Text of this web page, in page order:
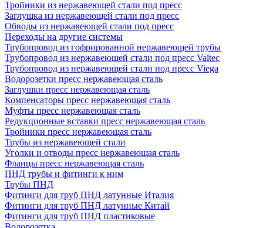
Тройники из нержавеющей стали под пресс
Заглушка из нержавеющей стали под пресс
Обводы из нержавеющей стали под пресс
Переходы на другие системы
Трубопровод из гофрированной нержавеющей трубы
Трубопровод из нержавеющей стали под пресс Valtec
Трубопровод из нержавеющей стали под пресс Viega
Водорозетки пресс нержавеющая сталь
Заглушки пресс нержавеющая сталь
Компенсаторы пресс нержавеющая сталь
Муфты пресс нержавеющая сталь
Редукционные вставки пресс нержавеющая сталь
Тройники пресс нержавеющая сталь
Трубы из нержавеющей стали
Уголки и отводы пресс нержавеющая сталь
Фланцы пресс нержавеющая сталь
ПНД трубы и фитинги к ним
Трубы ПНД
Фитинги для труб ПНД латунные Италия
Фитинги для труб ПНД латунные Китай
Фитинги для труб ПНД пластиковые